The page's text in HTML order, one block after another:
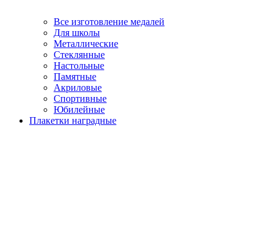
Все изготовление медалей
Для школы
Металлические
Стеклянные
Настольные
Памятные
Акриловые
Спортивные
Юбилейные
Плакетки наградные